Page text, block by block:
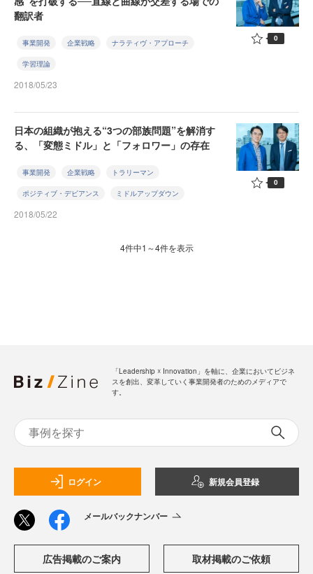
翻訳者
事業開発 企業戦略 ナラティヴ・アプローチ
学習理論
2018/05/23
0
日本の組織が抱える“3つの部族問題”を解消す
る、「変態ミドル」と「フォロワー」の存在
事業開発 企業戦略 トラリーマン
ポジティブ・デビアンス ミドルアップダウン
2018/05/22
0
4件中1～4件を表示
「Leadership ☓ Innovation」を軸に、企業においてビジネ
スを創出、変革していく事業開発者のためのメディアで
す。
ログイン 新規会員登録
メールバックナンバー
広告掲載のご案内 取材掲載のご依頼